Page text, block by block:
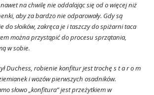
nawet na chwilę nie oddalając się od o więcej niż
aby za bardzo nie odparowały. Gdy są
do słoików, zakręca je i taszczy do spiżarni taca
można przystąpić do procesu sprzątania,
w sobie.
Duchess, robienie konfitur jest trochę s t a r o m
i wozów pierwszych osadników.
słowo „konfitura” jest przeżytkiem w